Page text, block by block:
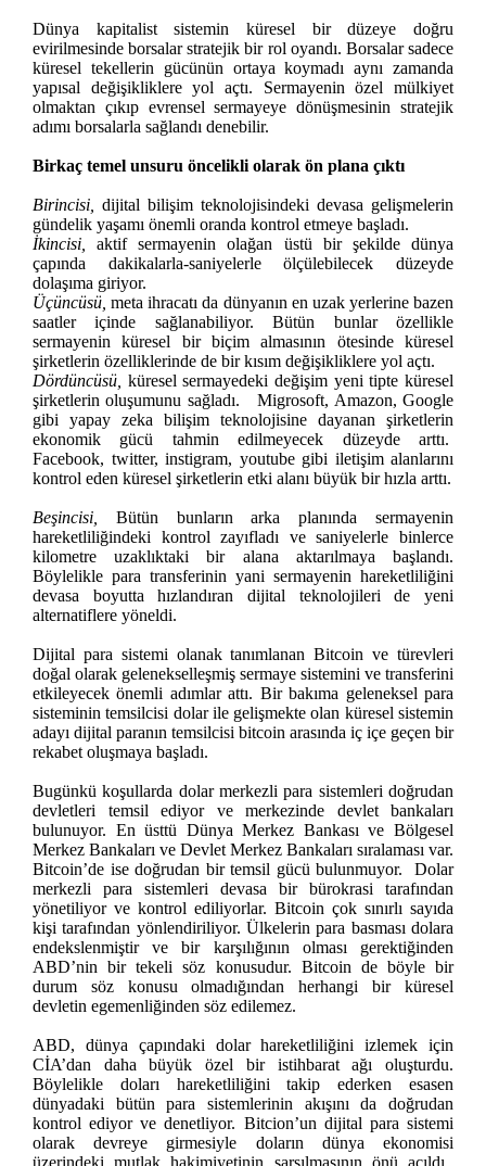
Dünya kapitalist sistemin küresel bir düzeye doğru
evirilmesinde borsalar stratejik bir rol oyandı. Borsalar sadece
küresel tekellerin gücünün ortaya koymadı aynı zamanda
yapısal değişikliklere yol açtı. Sermayenin özel mülkiyet
olmaktan çıkıp evrensel sermayeye dönüşmesinin stratejik
adımı borsalarla sağlandı denebilir.
Birkaç temel unsuru öncelikli olarak ön plana çıktı
Birincisi,
dijital bilişim teknolojisindeki devasa gelişmelerin
gündelik yaşamı önemli oranda kontrol etmeye başladı.
İkincisi,aktif sermayenin olağan üstü bir şekilde dünya
çapında dakikalarla-saniyelerle ölçülebilecek düzeyde
dolaşıma giriyor.
Üçüncüsü, meta ihracatı da dünyanın en uzak yerlerine bazen
saatler içinde sağlanabiliyor. Bütün bunlar özellikle
sermayenin küresel bir biçim almasının ötesinde küresel
şirketlerin özelliklerinde de bir kısım değişikliklere yol açtı.
Dördüncüsü, küresel sermayedeki değişim yeni tipte küresel
şirketlerin oluşumunu sağladı. Migrosoft, Amazon, Google
gibi yapay zeka bilişim teknolojisine dayanan şirketlerin
ekonomik gücü tahmin edilmeyecek düzeyde arttı.
Facebook, twitter, instigram, youtube gibi iletişim alanlarını
kontrol eden küresel şirketlerin etki alanı büyük bir hızla arttı.
Beşincisi,
Bütün bunların arka planında sermayenin
hareketliliğindeki kontrol zayıfladı ve saniyelerle binlerce
kilometre uzaklıktaki bir alana aktarılmaya başlandı.
Böylelikle para transferinin yani sermayenin hareketliliğini
devasa boyutta hızlandıran dijital teknolojileri de yeni
alternatiflere yöneldi.
Dijital para sistemi olanak tanımlanan Bitcoin ve türevleri
doğal olarak gelenekselleşmiş sermaye sistemini ve transferini
etkileyecek önemli adımlar attı. Bir bakıma geleneksel para
sisteminin temsilcisi dolar ile gelişmekte olan küresel sistemin
adayı dijital paranın temsilcisi bitcoin arasında iç içe geçen bir
rekabet oluşmaya başladı.
Bugünkü koşullarda dolar merkezli para sistemleri doğrudan
devletleri temsil ediyor ve merkezinde devlet bankaları
bulunuyor. En üsttü Dünya Merkez Bankası ve Bölgesel
Merkez Bankaları ve Devlet Merkez Bankaları sıralaması var.
Bitcoin’de ise doğrudan bir temsil gücü bulunmuyor. Dolar
merkezli para sistemleri devasa bir bürokrasi tarafından
yönetiliyor ve kontrol ediliyorlar. Bitcoin çok sınırlı sayıda
kişi tarafından yönlendiriliyor. Ülkelerin para basması dolara
endekslenmiştir ve bir karşılığının olması gerektiğinden
ABD’nin bir tekeli söz konusudur. Bitcoin de böyle bir
durum söz konusu olmadığından herhangi bir küresel
devletin egemenliğinden söz edilemez.
ABD, dünya çapındaki dolar hareketliliğini izlemek için
CİA’dan daha büyük özel bir istihbarat ağı oluşturdu.
Böylelikle doları hareketliliğini takip ederken esasen
dünyadaki bütün para sistemlerinin akışını da doğrudan
kontrol ediyor ve denetliyor. Bitcion’un dijital para sistemi
olarak devreye girmesiyle doların dünya ekonomisi
üzerindeki mutlak hakimiyetinin sarsılmasının önü açıldı.